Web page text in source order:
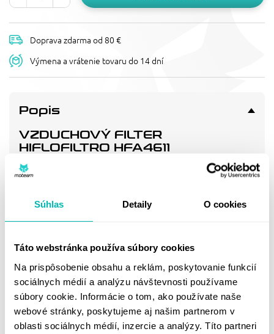
Súhlas Detaily O cookies
Táto webstránka používa súbory cookies
Na prispôsobenie obsahu a reklám, poskytovanie funkcií
sociálnych médií a analýzu návštevnosti používame
súbory cookie. Informácie o tom, ako používate naše
webové stránky, poskytujeme aj našim partnerom v
oblasti sociálnych médií, inzercie a analýzy. Títo partneri
Doprava zdarma od 80 €
Výmena a vrátenie tovaru do 14 dní
Popis
VZDUCHOVÝ FILTER
HIFLOFILTRO HFA4611
Vzduchový filtr - náhrada OEM (4TV-14468-00, 4WE-14468-
00)
Doprava a vrátenie
MOHLO BY SA VÁM
PÁČIŤ